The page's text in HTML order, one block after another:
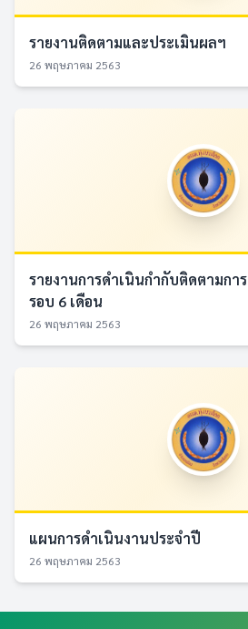
รายงานติดตามและประเมินผลฯ
26 พฤษภาคม 2563
รายงานการดำเนินกำกับติดตามกา
รอบ 6 เดือน
26 พฤษภาคม 2563
แผนการดำเนินงานประจำปี
26 พฤษภาคม 2563